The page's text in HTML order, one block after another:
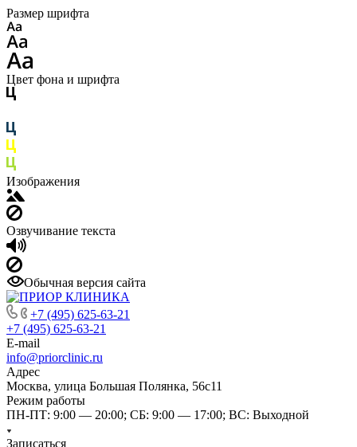
Размер шрифта
Цвет фона и шрифта
Изображения
Озвучивание текста
Обычная версия сайта
+7 (495) 625-63-21
+7 (495) 625-63-21
E-mail
info@priorclinic.ru
Адрес
Москва, улица Большая Полянка, 56с11
Режим работы
ПН-ПТ: 9:00 — 20:00; СБ: 9:00 — 17:00; ВС: Выходной
Записаться